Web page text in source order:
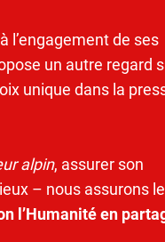
l’engagement de ses
un autre regard
unique dans la
alpin, assurer son
– nous assurons
l’Humanité en